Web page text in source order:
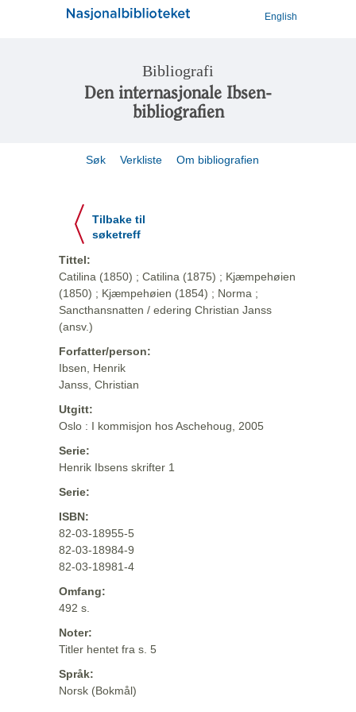
English
Bibliografi
Den internasjonale Ibsen-
bibliografien
Søk Verkliste Om bibliografien
Tilbake til
søketreff
Tittel:
Catilina (1850) ; Catilina (1875) ; Kjæmpehøien
(1850) ; Kjæmpehøien (1854) ; Norma ;
Sancthansnatten / edering Christian Janss
(ansv.)
Forfatter/person:
Ibsen, Henrik
Janss, Christian
Utgitt:
Oslo : I kommisjon hos Aschehoug, 2005
Serie:
Henrik Ibsens skrifter 1
Serie:
ISBN:
82-03-18955-5
82-03-18984-9
82-03-18981-4
Omfang:
492 s.
Noter:
Titler hentet fra s. 5
Språk:
Norsk (Bokmål)